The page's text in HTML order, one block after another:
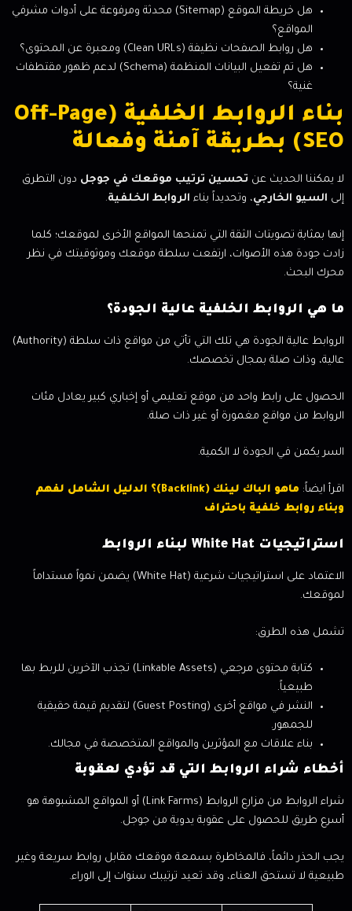
هل خريطة الموقع (Sitemap) محدثة ومرفوعة على أدوات مشرفي
المواقع؟
هل روابط الصفحات نظيفة (Clean URLs) ومعبرة عن المحتوى؟
هل تم تفعيل البيانات المنظمة (Schema) لدعم ظهور مقتطفات
غنية؟
بناء الروابط الخلفية (Off-Page
SEO) بطريقة آمنة وفعالة
لا يمكننا الحديث عن تحسين ترتيب موقعك في جوجل دون التطرق
إلى السيو الخارجي، وتحديداً بناء الروابط الخلفية.
إنها بمثابة تصويتات الثقة التي تمنحها المواقع الأخرى لموقعك؛ كلما
زادت جودة هذه الأصوات، ارتفعت سلطة موقعك وموثوقيتك في نظر
محرك البحث.
ما هي الروابط الخلفية عالية الجودة؟
الروابط عالية الجودة هي تلك التي تأتي من مواقع ذات سلطة (Authority)
عالية، وذات صلة بمجال تخصصك.
الحصول على رابط واحد من موقع تعليمي أو إخباري كبير يعادل مئات
الروابط من مواقع مغمورة أو غير ذات صلة.
السر يكمن في الجودة لا الكمية.
اقرأ ايضاً:
ماهو الباك لينك (Backlink)؟ الدليل الشامل لفهم
وبناء روابط خلفية باحتراف
استراتيجيات White Hat لبناء الروابط
الاعتماد على استراتيجيات شرعية (White Hat) يضمن نمواً مستداماً
لموقعك.
تشمل هذه الطرق:
كتابة محتوى مرجعي (Linkable Assets) تجذب الآخرين للربط بها
طبيعياً.
النشر في مواقع أخرى (Guest Posting) لتقديم قيمة حقيقية
للجمهور.
بناء علاقات مع المؤثرين والمواقع المتخصصة في مجالك.
أخطاء شراء الروابط التي قد تؤدي لعقوبة
شراء الروابط من مزارع الروابط (Link Farms) أو المواقع المشبوهة هو
أسرع طريق للحصول على عقوبة يدوية من جوجل.
يجب الحذر دائماً، فالمخاطرة بسمعة موقعك مقابل روابط سريعة وغير
طبيعية لا تستحق العناء، وقد تعيد ترتيبك سنوات إلى الوراء.